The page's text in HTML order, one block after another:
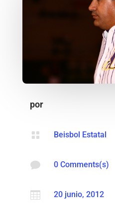
por
 Beisbol Estatal
 0 Comments(s)
 20 junio, 2012